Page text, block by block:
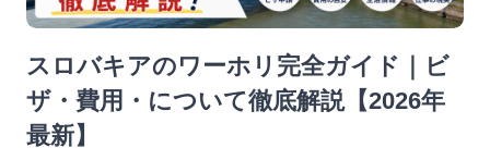
スロバキアのワーホリ完全ガイド｜ビ
ザ・費用・について徹底解説【2026年
最新】